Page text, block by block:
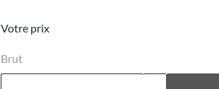
Votre prix
Brut